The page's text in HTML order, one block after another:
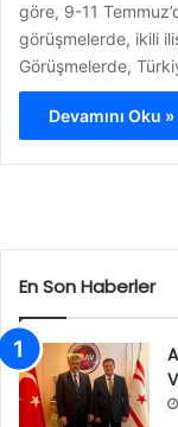
göre, 9-11
görüşmelerde, ikili
Görüşmelerde,
Devamını Oku »
En Son Haberler